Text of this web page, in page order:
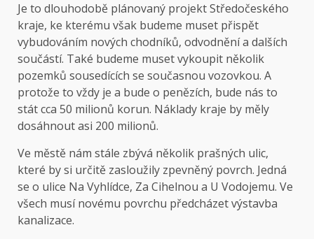
Je to dlouhodobě plánovaný projekt Středočeského
kraje, ke kterému však budeme muset přispět
vybudováním nových chodníků, odvodnění a dalších
součástí. Také budeme muset vykoupit několik
pozemků sousedících se současnou vozovkou. A
protože to vždy je a bude o penězích, bude nás to
stát cca 50 milionů korun. Náklady kraje by měly
dosáhnout asi 200 milionů.
Ve městě nám stále zbývá několik prašných ulic,
které by si určitě zasloužily zpevněný povrch. Jedná
se o ulice Na Vyhlídce, Za Cihelnou a U Vodojemu. Ve
všech musí novému povrchu předcházet výstavba
kanalizace.